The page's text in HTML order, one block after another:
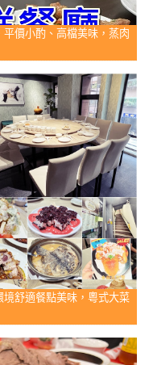
價小酌、高檔美味，蒸肉
舒適餐點美味，粵式大菜